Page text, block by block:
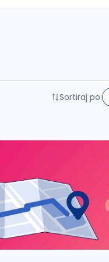
Sortiraj po: